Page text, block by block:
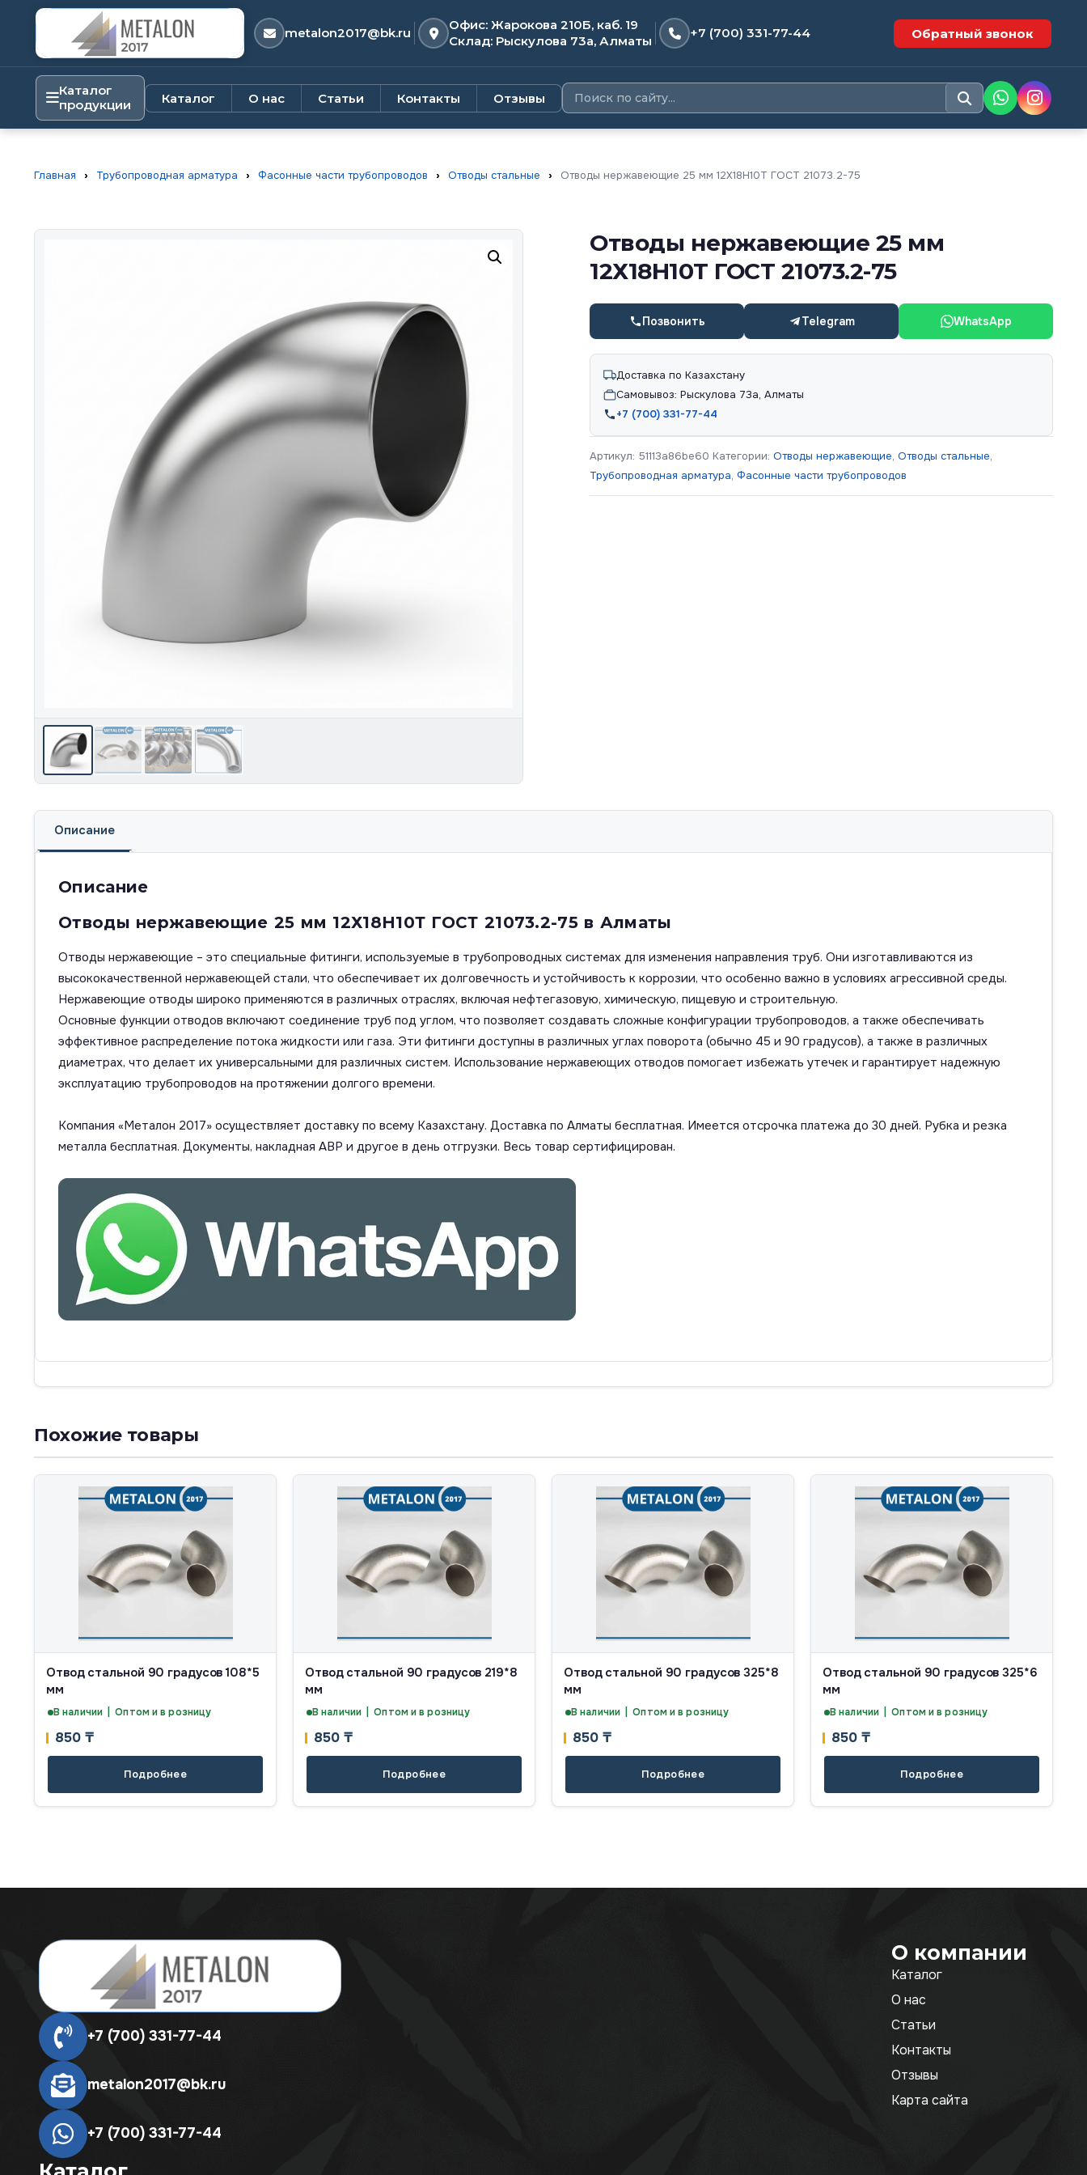
metalon2017@bk.ru
Офис: Жарокова 210Б, каб. 19
Склад: Рыскулова 73а, Алматы
+7 (700) 331-77-44 Обратный звонок
Каталог
продукции
Каталог О нас Статьи Контакты Отзывы
Главная › Трубопроводная арматура › Фасонные части трубопроводов › Отводы стальные › Отводы нержавеющие 25 мм 12Х18Н10Т ГОСТ 21073.2-75
Отводы нержавеющие 25 мм
12Х18Н10Т ГОСТ 21073.2-75
Позвонить Telegram WhatsApp
Доставка по Казахстану
Самовывоз: Рыскулова 73а, Алматы
+7 (700) 331-77-44
Артикул:51113a86be60 Категории:Отводы нержавеющие,Отводы стальные,
Трубопроводная арматура,Фасонные части трубопроводов
Описание
Описание
Отводы нержавеющие 25 мм 12Х18Н10Т ГОСТ 21073.2-75 в Алматы
Отводы нержавеющие – это специальные фитинги, используемые в трубопроводных системах для изменения направления труб. Они изготавливаются из
высококачественной нержавеющей стали, что обеспечивает их долговечность и устойчивость к коррозии, что особенно важно в условиях агрессивной среды.
Нержавеющие отводы широко применяются в различных отраслях, включая нефтегазовую, химическую, пищевую и строительную.
Основные функции отводов включают соединение труб под углом, что позволяет создавать сложные конфигурации трубопроводов, а также обеспечивать
эффективное распределение потока жидкости или газа. Эти фитинги доступны в различных углах поворота (обычно 45 и 90 градусов), а также в различных
диаметрах, что делает их универсальными для различных систем. Использование нержавеющих отводов помогает избежать утечек и гарантирует надежную
эксплуатацию трубопроводов на протяжении долгого времени.
Компания «Металон 2017» осуществляет доставку по всему Казахстану. Доставка по Алматы бесплатная. Имеется отсрочка платежа до 30 дней. Рубка и резка
металла бесплатная. Документы, накладная АВР и другое в день отгрузки. Весь товар сертифицирован.
Похожие товары
Отвод стальной 90 градусов 108*5
мм
В наличии | Оптом и в розницу
850 ₸
Подробнее
Отвод стальной 90 градусов 219*8
мм
В наличии | Оптом и в розницу
850 ₸
Подробнее
Отвод стальной 90 градусов 325*8
мм
В наличии | Оптом и в розницу
850 ₸
Подробнее
Отвод стальной 90 градусов 325*6
мм
В наличии | Оптом и в розницу
850 ₸
Подробнее
+7 (700) 331-77-44
metalon2017@bk.ru
+7 (700) 331-77-44
О компании
Каталог
О нас
Статьи
Контакты
Отзывы
Карта сайта